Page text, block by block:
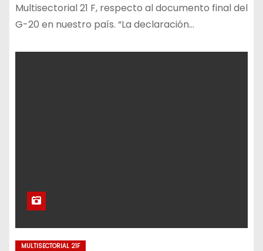
Multisectorial 21 F, respecto al documento final del
G-20 en nuestro país. “La declaración…
MULTISECTORIAL 21F